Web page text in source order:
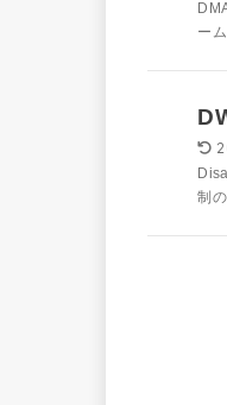
ー
制